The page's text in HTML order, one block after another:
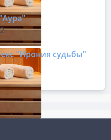
"Ирония судьбы"